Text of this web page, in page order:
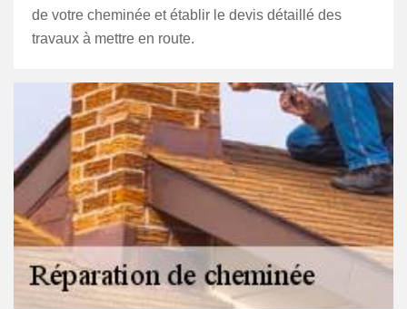
de votre cheminée et établir le devis détaillé des
travaux à mettre en route.